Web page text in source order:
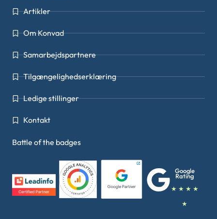
Artikler
Om Konvad
Samarbejdspartnere
Tilgængelighedserklæring
Ledige stillinger
Kontakt
Battle of the badges
Google
Rating
★ ★ ★ ★
★